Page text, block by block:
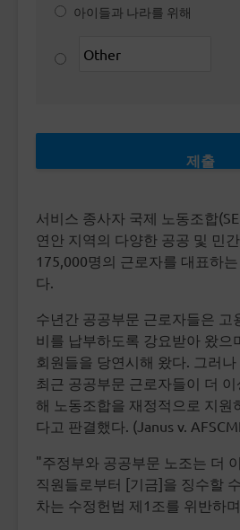
아이들과 나라를 위해
서비스 종사자 국제 노동조합
연안 지역의 다양한 공공 및 민
175,000명의 근로자를 대표하
다.
수년간 공공부문 근로자들은 고
비를 납부하도록 강요받아 왔으
회원들을 당연시해 왔다. 그러
최근 공공부문 근로자들이 더
해 노동조합을 재정적으로 지원
다고 판결했다. (Janus v.
"주정부와 공공부문 노조는 더
직원들로부터 [기금]을 징수할
차는 수정헌법 제1조를 위반하